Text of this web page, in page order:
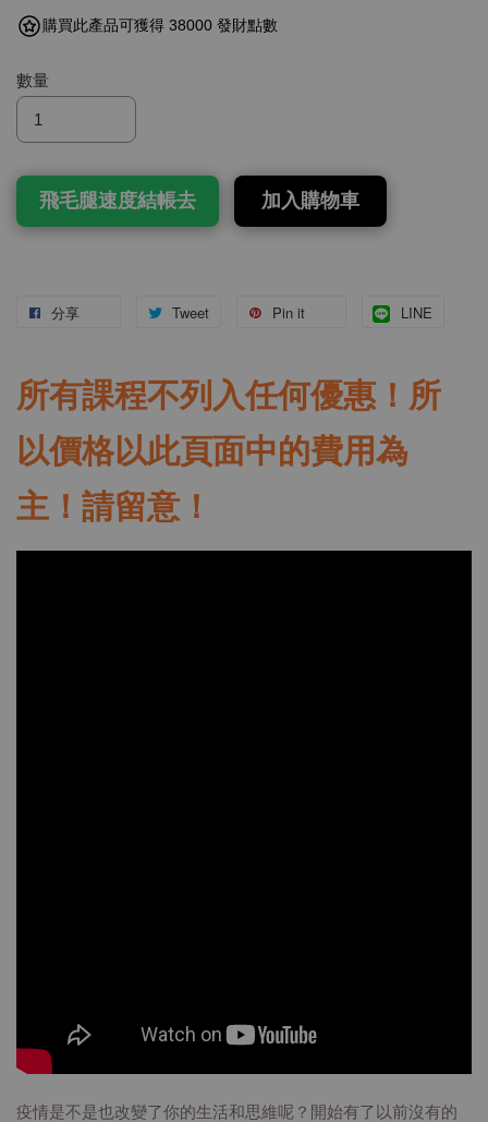
購買此產品可獲得 38000 發財點數
數量
飛毛腿速度結帳去 加入購物車
分享 Tweet Pin it LINE
所有課程不列入任何優惠！所
以價格以此頁面中的費用為
主！請留意！
疫情是不是也改變了你的生活和思維呢？開始有了以前沒有的